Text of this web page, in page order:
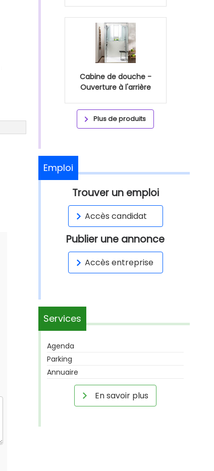
Cabine de douche -
Ouverture à l'arrière
Plus de produits
Emploi
Trouver un emploi
Accès candidat
Publier une annonce
Accès entreprise
Services
Agenda
Parking
Annuaire
En savoir plus